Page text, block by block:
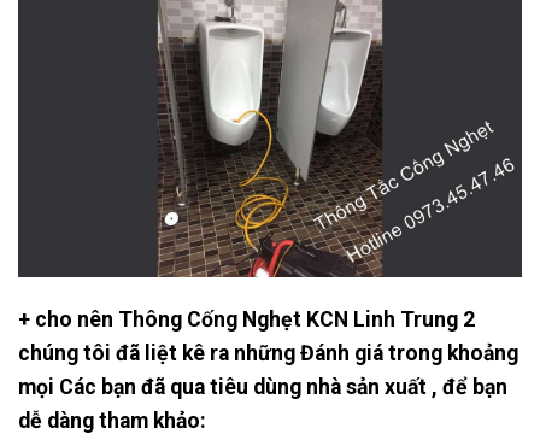
+ cho nên Thông Cống Nghẹt KCN Linh Trung 2
chúng tôi đã liệt kê ra những Đánh giá trong khoảng
mọi Các bạn đã qua tiêu dùng nhà sản xuất , để bạn
dễ dàng tham khảo: